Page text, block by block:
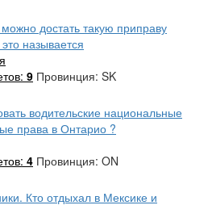
достать такую приправу
называется
9 Провинция: SK
водительские национальные
права в Онтарио ?
4 Провинция: ON
Кто отдыхал в Мексике и